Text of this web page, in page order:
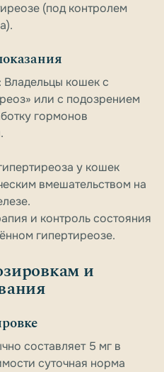
(под контролем
: Владельцы кошек с
или с подозрением
гормонов
у кошек
вмешательством на
и контроль состояния
гипертиреозе.
и
составляет 5 мг в
суточная норма